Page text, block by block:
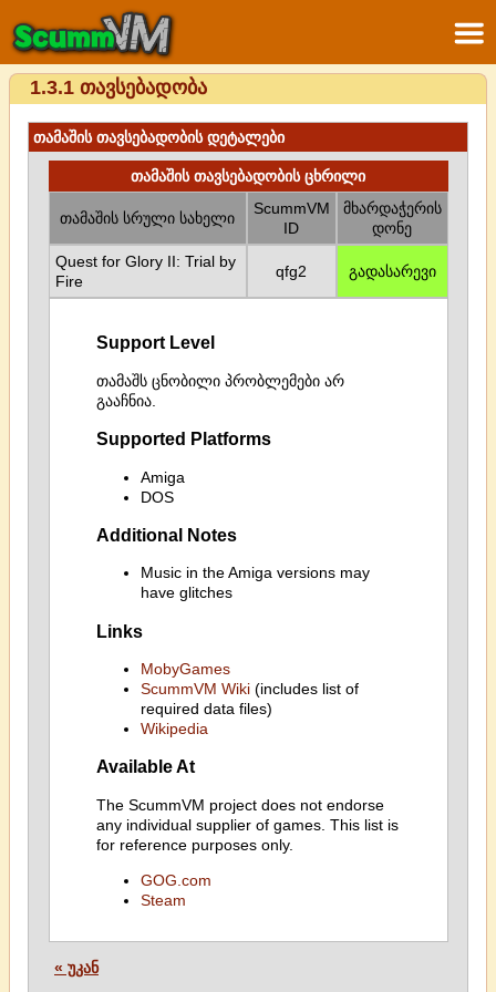
1.3.1 თავსებადობა
თამაშის თავსებადობის დეტალები
თამაშის თავსებადობის ცხრილი
თამაშის სრული სახელი
ScummVM
ID
მხარდაჭერის
დონე
Quest for Glory II: Trial by
Fire
qfg2 გადასარევი
Support Level
თამაშს ცნობილი პრობლემები არ
გააჩნია.
Supported Platforms
Amiga
DOS
Additional Notes
Music in the Amiga versions may
have glitches
Links
MobyGames
ScummVM Wiki(includes list of
required data files)
Wikipedia
Available At
The ScummVM project does not endorse
any individual supplier of games. This list is
for reference purposes only.
GOG.com
Steam
« უკან